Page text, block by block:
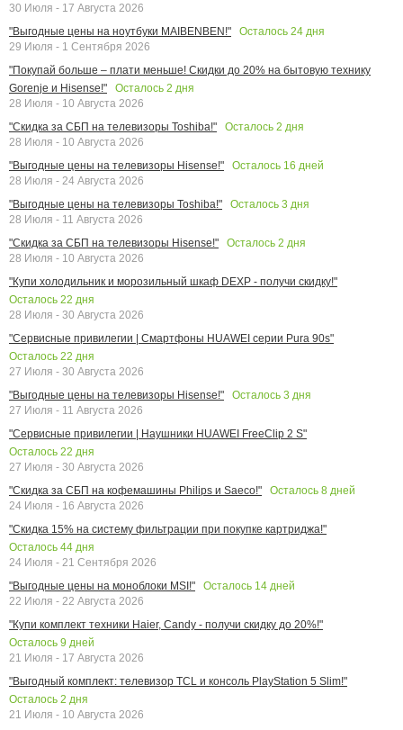
30 Июля - 17 Августа 2026
"Выгодные цены на ноутбуки MAIBENBEN!"
Осталось 24 дня
29 Июля - 1 Сентября 2026
"Покупай больше – плати меньше! Скидки до 20% на бытовую технику
Gorenje и Hisense!"
Осталось 2 дня
28 Июля - 10 Августа 2026
"Скидка за СБП на телевизоры Toshiba!"
Осталось 2 дня
28 Июля - 10 Августа 2026
"Выгодные цены на телевизоры Hisense!"
Осталось 16 дней
28 Июля - 24 Августа 2026
"Выгодные цены на телевизоры Toshiba!"
Осталось 3 дня
28 Июля - 11 Августа 2026
"Скидка за СБП на телевизоры Hisense!"
Осталось 2 дня
28 Июля - 10 Августа 2026
"Купи холодильник и морозильный шкаф DEXP - получи скидку!"
Осталось 22 дня
28 Июля - 30 Августа 2026
"Сервисные привилегии | Смартфоны HUAWEI серии Pura 90s"
Осталось 22 дня
27 Июля - 30 Августа 2026
"Выгодные цены на телевизоры Hisense!"
Осталось 3 дня
27 Июля - 11 Августа 2026
"Сервисные привилегии | Наушники HUAWEI FreeClip 2 S"
Осталось 22 дня
27 Июля - 30 Августа 2026
"Скидка за СБП на кофемашины Philips и Saeco!"
Осталось 8 дней
24 Июля - 16 Августа 2026
"Скидка 15% на систему фильтрации при покупке картриджа!"
Осталось 44 дня
24 Июля - 21 Сентября 2026
"Выгодные цены на моноблоки MSI!"
Осталось 14 дней
22 Июля - 22 Августа 2026
"Купи комплект техники Haier, Candy - получи скидку до 20%!"
Осталось 9 дней
21 Июля - 17 Августа 2026
"Выгодный комплект: телевизор TCL и консоль PlayStation 5 Slim!"
Осталось 2 дня
21 Июля - 10 Августа 2026